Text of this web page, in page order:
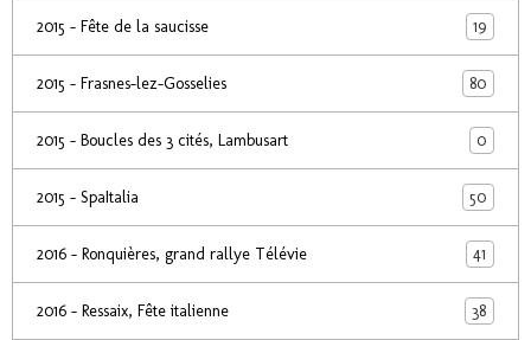
2015 - Fête de la saucisse 19
2015 - Frasnes-lez-Gosselies 80
2015 - Boucles des 3 cités, Lambusart 0
2015 - SpaItalia 50
2016 - Ronquières, grand rallye Télévie 41
2016 - Ressaix, Fête italienne 38